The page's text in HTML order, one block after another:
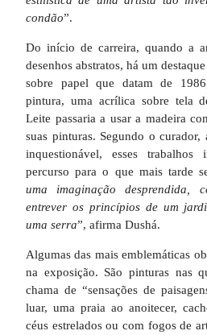
condão”.
Do início de carreira, quando a
desenhos abstratos, há um
sobre papel que datam de
pintura, uma acrílica sobre tela
Leite passaria a usar a madeira
suas pinturas. Segundo o curador,
inquestionável, esses
percurso para o que mais tarde
uma imaginação desprendida,
entrever os princípios de um
uma serra”, afirma Dushá.
Algumas das mais emblemáticas
na exposição. São pinturas nas
chama de “sensações de
luar, uma praia ao anoitecer,
céus estrelados ou com fogos de